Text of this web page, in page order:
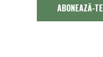
ABONEAZĂ-TE